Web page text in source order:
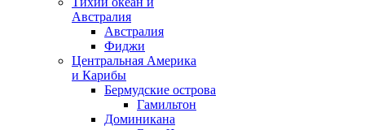
Австралия
Австралия
Фиджи
Центральная Америка
и Карибы
Бермудские острова
Гамильтон
Доминикана